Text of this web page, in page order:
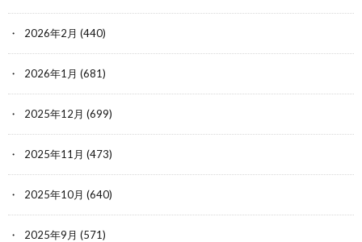
2026年2月 (440)
2026年1月 (681)
2025年12月 (699)
2025年11月 (473)
2025年10月 (640)
2025年9月 (571)